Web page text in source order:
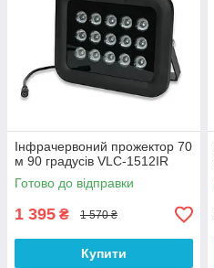
Інфрачервоний прожектор 70
м 90 градусів VLC-1512IR
Готово до відправки
1 395 ₴ 1 570 ₴
Купити